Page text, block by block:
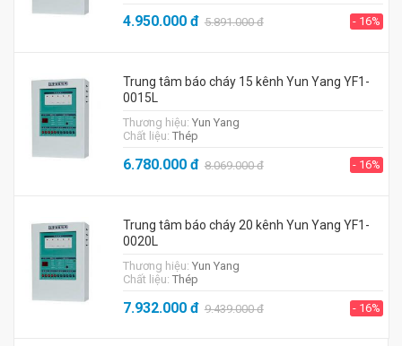
4.950.000đ 5.891.000đ - 16%
Trung tâm báo cháy 15 kênh Yun Yang YF1-
0015L
Thương hiệu: Yun Yang
Chất liệu: Thép
6.780.000đ 8.069.000đ - 16%
Trung tâm báo cháy 20 kênh Yun Yang YF1-
0020L
Thương hiệu: Yun Yang
Chất liệu: Thép
7.932.000đ 9.439.000đ - 16%